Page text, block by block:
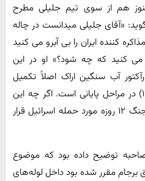
هم از سوی تیم جلیلی مطرح
«آقای جلیلی میدانست در چاله
کننده ایران را بی آبرو می کنید
کنید که چه شود؟» او در این
آب سنگین اراک اصلاً تکمیل
نشده بود و در حال حاضر (۱۴۰۳) در مراحل پایانی است. اگر چه این
رآکتور در حال ساخت در جریان جنگ ۱۲ روزه مورد حمله اسرائیل قرار
توضیح داده بود که موضوع
برجام مقرر شده بود داخل لوله‌های